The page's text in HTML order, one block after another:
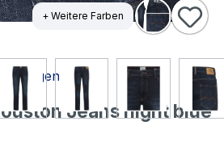
+ Weitere Farben
Jeans night blue
von 5 von 5 Sternen